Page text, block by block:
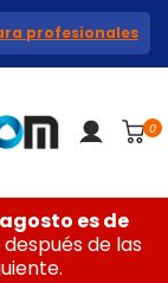
profesionales
0
es de
de las